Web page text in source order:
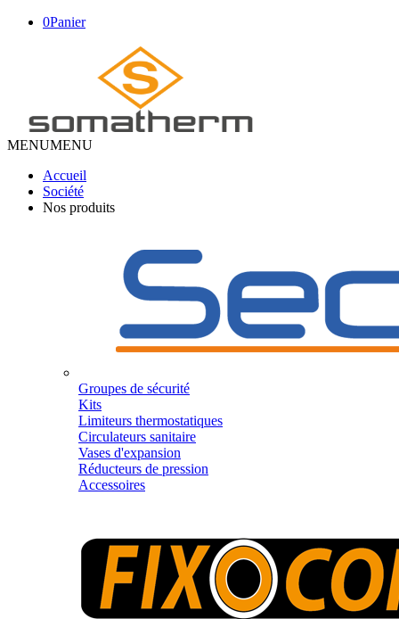
0Panier
MENUMENU
Accueil
Société
Nos produits
Groupes de sécurité
Kits
Limiteurs thermostatiques
Circulateurs sanitaire
Vases d'expansion
Réducteurs de pression
Accessoires